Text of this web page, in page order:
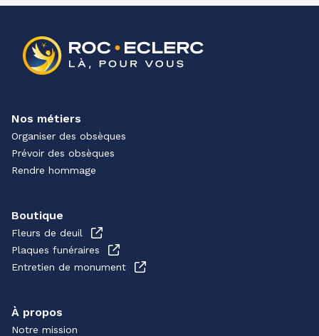
Nos métiers
Organiser des obsèques
Prévoir des obsèques
Rendre hommage
Boutique
Fleurs de deuil
Plaques funéraires
Entretien de monument
À propos
Notre mission